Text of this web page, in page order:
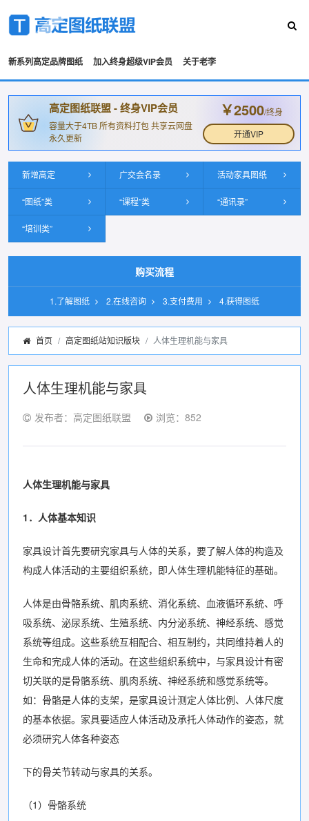
新系列高定品牌图纸 加入终身超级VIP会员 关于老李
高定图纸联盟 - 终身VIP会员
容量大于4TB 所有资料打包 共享云网盘
永久更新
￥2500/终身
开通VIP
新增高定 广交会名录 活动家具图纸
“图纸”类 “课程”类 “通讯录”
“培训类”
购买流程
1.了解图纸 2.在线咨询 3.支付费用 4.获得图纸
首页 高定图纸站知识版块 人体生理机能与家具
人体生理机能与家具
发布者：高定图纸联盟 浏览：852
人体生理机能与家具
1．人体基本知识
家具设计首先要研究家具与人体的关系，要了解人体的构造及
构成人体活动的主要组织系统，即人体生理机能特征的基础。
人体是由骨骼系统、肌肉系统、消化系统、血液循环系统、呼
吸系统、泌尿系统、生殖系统、内分泌系统、神经系统、感觉
系统等组成。这些系统互相配合、相互制约，共同维持着人的
生命和完成人体的活动。在这些组织系统中，与家具设计有密
切关联的是骨骼系统、肌肉系统、神经系统和感觉系统等。
如：骨骼是人体的支架，是家具设计测定人体比例、人体尺度
的基本依据。家具要适应人体活动及承托人体动作的姿态，就
必须研究人体各种姿态
下的骨关节转动与家具的关系。
（1）骨骼系统